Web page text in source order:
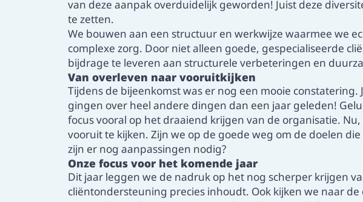
van deze aanpak overduidelijk geworden! Juist deze
te zetten.
We bouwen aan een structuur en werkwijze waarmee we
complexe zorg. Door niet alleen goede, gespecialiseerde
bijdrage te leveren aan structurele verbeteringen en
Van overleven naar vooruitkijken
Tijdens de bijeenkomst was er nog een mooie
gingen over heel andere dingen dan een jaar geleden!
focus vooral op het draaiend krijgen van de organisatie.
vooruit te kijken. Zijn we op de goede weg om de doelen
zijn er nog aanpassingen nodig?
Onze focus voor het komende jaar
Dit jaar leggen we de nadruk op het nog scherper krijgen
cliëntondersteuning precies inhoudt. Ook kijken we naar